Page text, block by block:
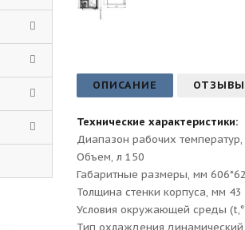
ОПИСАНИЕ ОТЗЫВЫ
Технические характеристики:
Диапазон рабочих температур,
Объем, л 150
Габаритные размеры, мм
Толщина стенки корпуса, мм 43
Условия окружающей среды